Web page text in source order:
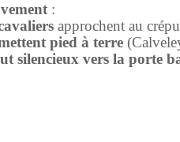
:
approchent au
pied à terre
silencieux vers la porte